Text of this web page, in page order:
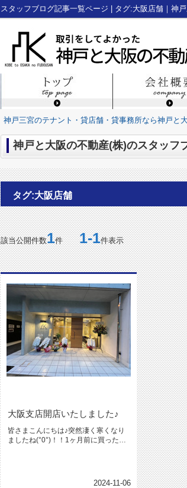
神戸三宮のテナント・貸店舗・貸事務所なら神戸と
神戸と大阪の不動産(株)のスタッフ
タグ:大阪店舗
該当公開件数1件1-1件表示
大阪支店開店いたしました♪
皆さまこんにちは♪突然凄く寒くなり
ましたね(°0°)！！1ヶ月前に買ったア
2024-11-06